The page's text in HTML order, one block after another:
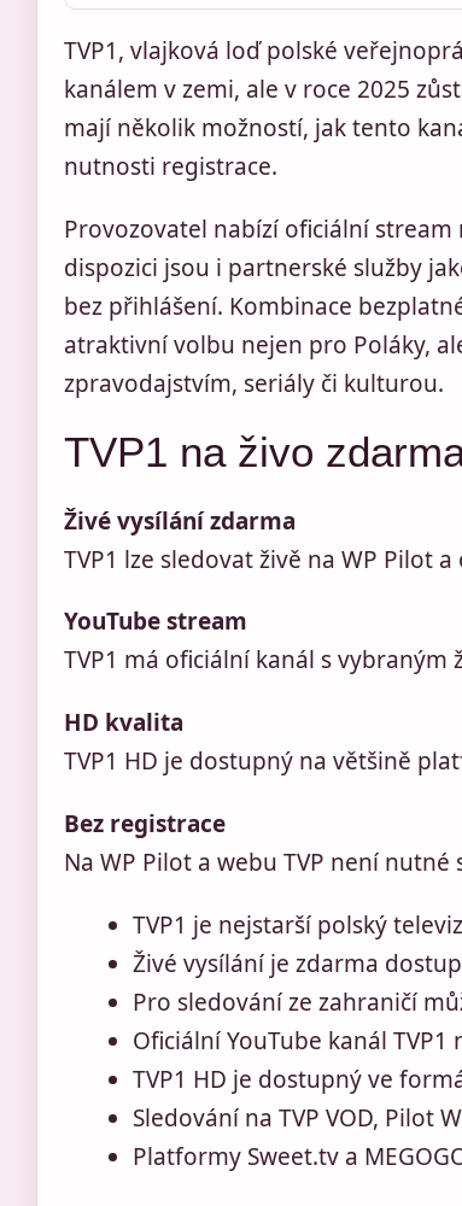
TVP1, vlajková loď polské
kanálem v zemi, ale v roce 2025
mají několik možností, jak tento
nutnosti registrace.
Provozovatel nabízí oficiální stream
dispozici jsou i partnerské služby
bez přihlášení. Kombinace
atraktivní volbu nejen pro Poláky,
zpravodajstvím, seriály či kulturou.
TVP1 na živo
Živé vysílání zdarma
TVP1 lze sledovat živě na WP Pilot
YouTube stream
TVP1 má oficiální kanál s vybraným
HD kvalita
TVP1 HD je dostupný na většině
Bez registrace
Na WP Pilot a webu TVP není
TVP1 je nejstarší polský
Živé vysílání je zdarma
Pro sledování ze zahraničí
Oficiální YouTube kanál
TVP1 HD je dostupný ve
Sledování na TVP VOD, Pilot
Platformy Sweet.tv a